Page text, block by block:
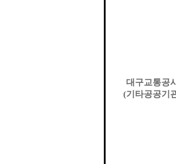
대구교통공
(기타공공기